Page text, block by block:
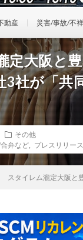
動産 災害/事故/不
定大阪と
3社が「共
その他
弁など プレスリリー
スタイレム瀧定大阪と